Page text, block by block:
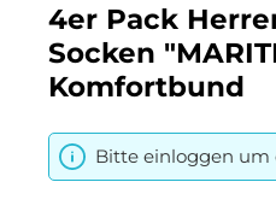
4er Pack
Socken
Komfortbund
Bitte einloggen um